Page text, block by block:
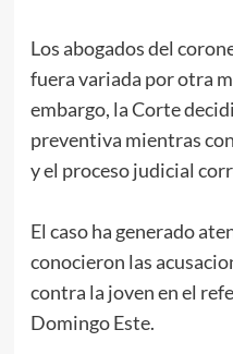
Los abogados del
fuera variada por otra
embargo, la Corte
preventiva mientras
y el proceso judicial
El caso ha generado
conocieron las
contra la joven en el
Domingo Este.